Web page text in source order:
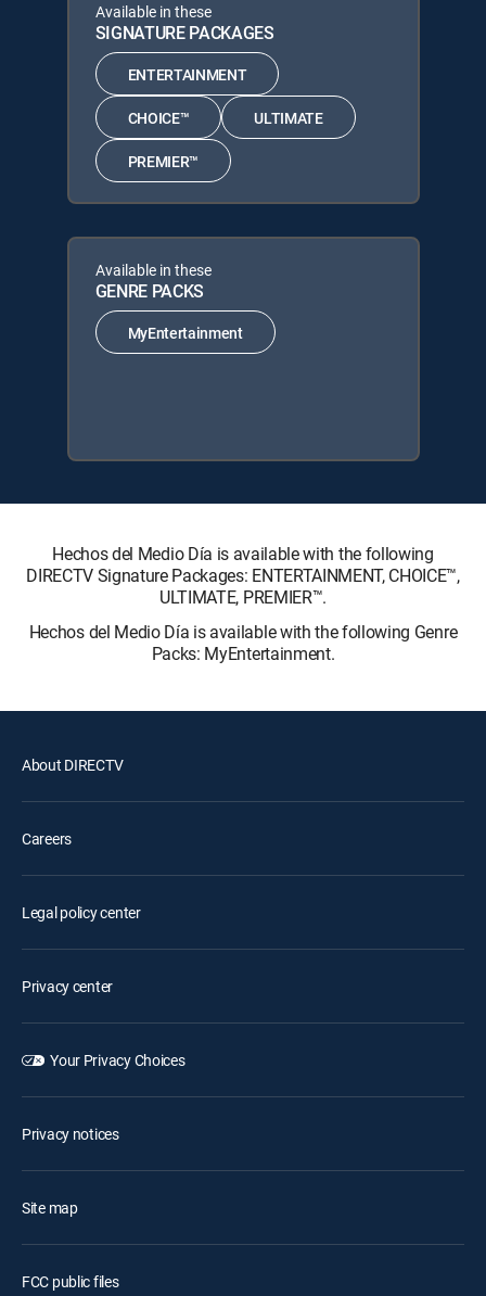
Available in these
SIGNATURE PACKAGES
ENTERTAINMENT
CHOICE™ ULTIMATE
PREMIER™
Available in these
GENRE PACKS
MyEntertainment
Hechos del Medio Día is available with the following
DIRECTV Signature Packages: ENTERTAINMENT, CHOICE™,
ULTIMATE, PREMIER™.
Hechos del Medio Día is available with the following Genre
Packs: MyEntertainment.
About DIRECTV
Careers
Legal policy center
Privacy center
Your Privacy Choices
Privacy notices
Site map
FCC public files